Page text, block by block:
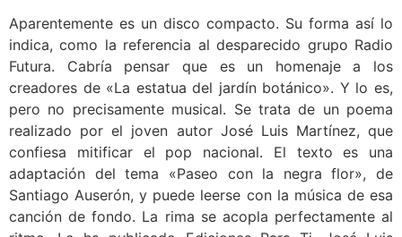
Aparentemente es un disco compacto. Su forma así lo
indica, como la referencia al desparecido grupo Radio
Futura. Cabría pensar que es un homenaje a los
creadores de «La estatua del jardín botánico». Y lo es,
pero no precisamente musical. Se trata de un poema
realizado por el joven autor José Luis Martínez, que
confiesa mitificar el pop nacional. El texto es una
adaptación del tema «Paseo con la negra flor», de
Santiago Auserón, y puede leerse con la música de esa
canción de fondo. La rima se acopla perfectamente al